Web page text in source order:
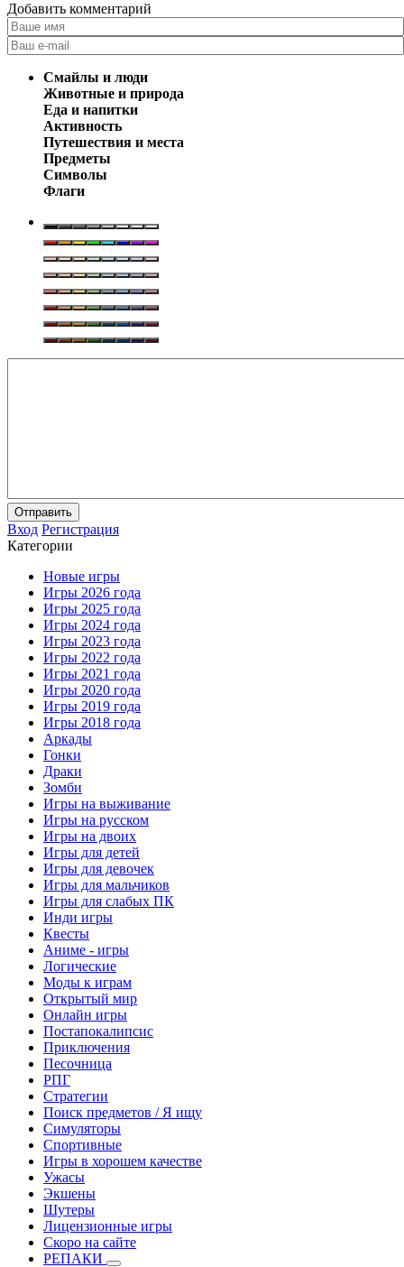
Добавить комментарий
Смайлы и люди
Животные и природа
Еда и напитки
Активность
Путешествия и места
Предметы
Символы
Флаги
Отправить
Вход Регистрация
Категории
Новые игры
Игры 2026 года
Игры 2025 года
Игры 2024 года
Игры 2023 года
Игры 2022 года
Игры 2021 года
Игры 2020 года
Игры 2019 года
Игры 2018 года
Аркады
Гонки
Драки
Зомби
Игры на выживание
Игры на русском
Игры на двоих
Игры для детей
Игры для девочек
Игры для мальчиков
Игры для слабых ПК
Инди игры
Квесты
Аниме - игры
Логические
Моды к играм
Открытый мир
Онлайн игры
Постапокалипсис
Приключения
Песочница
РПГ
Стратегии
Поиск предметов / Я ищу
Симуляторы
Спортивные
Игры в хорошем качестве
Ужасы
Экшены
Шутеры
Лицензионные игры
Скоро на сайте
РЕПАКИ